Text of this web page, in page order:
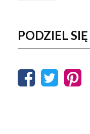
PODZIEL SIĘ